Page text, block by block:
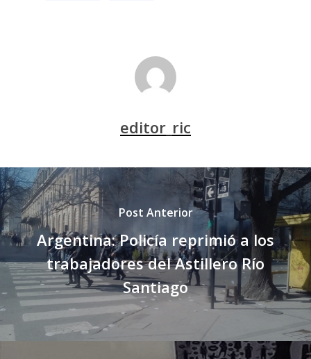
editor_ric
Post Anterior
Argentina: Policía reprimió a los
trabajadores del Astillero Río
Santiago